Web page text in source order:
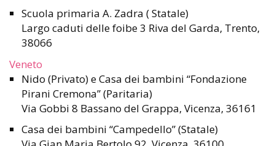
Scuola primaria A. Zadra ( Statale)
Largo caduti delle foibe 3 Riva del Garda, Trento,
38066
Veneto
Nido (Privato) e Casa dei bambini “Fondazione
Pirani Cremona” (Paritaria)
Via Gobbi 8 Bassano del Grappa, Vicenza, 36161
Casa dei bambini “Campedello” (Statale)